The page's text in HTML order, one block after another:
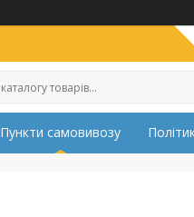
Пункти самовивозу